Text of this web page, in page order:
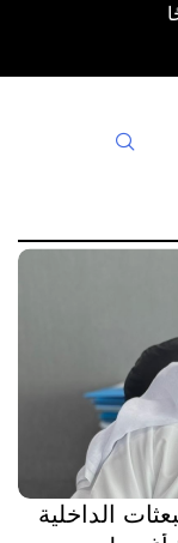
الداخلية